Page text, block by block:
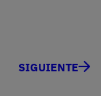
SIGUIENTE